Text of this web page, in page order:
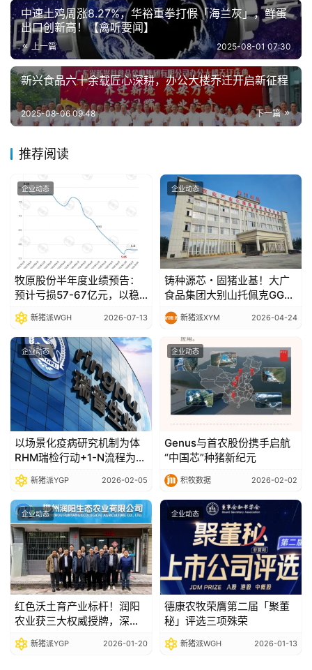
中速土鸡周涨8.27%，华裕重拳打假「海兰灰」，鲜蛋
出口创新高！【禽听要闻】
上一篇 2025-08-01 07:30
新兴食品六十余载匠心深耕，办公大楼乔迁开启新征程
下一篇
2025-08-06 09:48
推荐阅读
企业动态
牧原股份半年度业绩预告：
预计亏损57-67亿元，以稳
健经营穿越行业波动
新猪派WGH 2026-07-13
企业动态
铸种源芯・固猪业基！大广
食品集团大别山托佩克GGP
种猪场赋能中国生猪种业高
质量发展
新猪派XYM 2026-04-24
企业动态
以场景化疫病研究机制为体
RHM瑞检行动+1-N流程为翼
瑞普生物如何通过价值服务
体系夯实客户价值根基
新猪派YGP 2026-02-05
企业动态
Genus与首农股份携手启航
“中国芯”种猪新纪元
积牧数据 2026-02-02
企业动态
红色沃土育产业标杆！润阳
农业获三大权威授牌，深耕
绿色生猪养殖赛道
新猪派YGP 2026-01-20
企业动态
德康农牧荣膺第二届「聚董
秘」评选三项殊荣
新猪派WGH 2026-01-13